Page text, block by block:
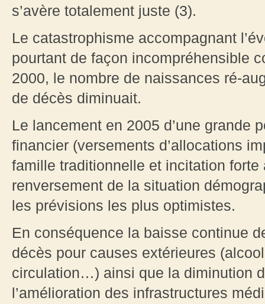
s’avère totalement juste (3).
Le catastrophisme accompagnant
pourtant de façon incompréhensible
2000, le nombre de naissances ré-
de décès diminuait.
Le lancement en 2005 d’une grande
financier (versements d’allocations
famille traditionnelle et incitation
renversement de la situation
les prévisions les plus optimistes.
En conséquence la baisse continue
décès pour causes extérieures
circulation…) ainsi que la diminution
l’amélioration des infrastructures